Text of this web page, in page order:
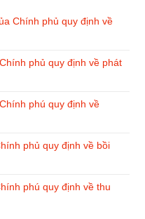
Chính phủ quy định về
phủ quy định về phát
phú quy định về
phủ quy định về bồi
phú quy định về thu